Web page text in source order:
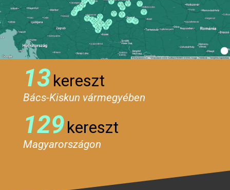
13kereszt
Bács-Kiskun vármegyében
129kereszt
Magyarországon